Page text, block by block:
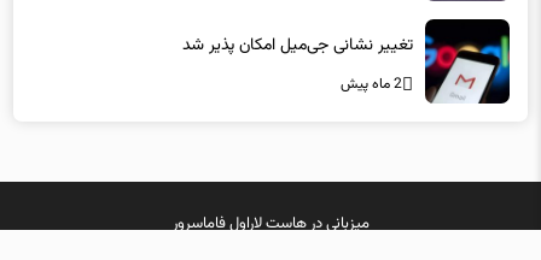
تغییر نشانی جی‌میل امکان پذیر شد
2 ماه پیش
میزبانی درهاست لاراولفاماسرور